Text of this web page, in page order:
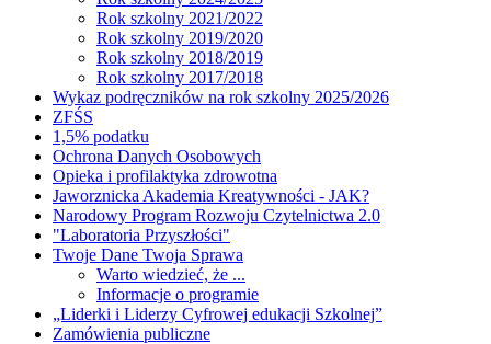
Rok szkolny 2021/2022
Rok szkolny 2019/2020
Rok szkolny 2018/2019
Rok szkolny 2017/2018
Wykaz podręczników na rok szkolny 2025/2026
ZFŚS
1,5% podatku
Ochrona Danych Osobowych
Opieka i profilaktyka zdrowotna
Jaworznicka Akademia Kreatywności - JAK?
Narodowy Program Rozwoju Czytelnictwa 2.0
"Laboratoria Przyszłości"
Twoje Dane Twoja Sprawa
Warto wiedzieć, że ...
Informacje o programie
„Liderki i Liderzy Cyfrowej edukacji Szkolnej”
Zamówienia publiczne